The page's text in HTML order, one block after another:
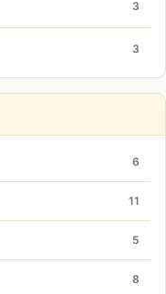
3
3
6
11
5
8